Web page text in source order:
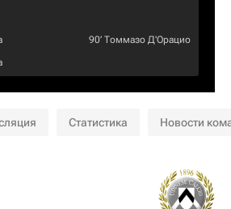
90‎’‎ Томмазо Д'Орацио
Статистика Новости